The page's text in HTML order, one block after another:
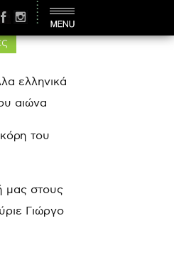
ελληνικά
αιώνα
του
μας στους
Γιώργο